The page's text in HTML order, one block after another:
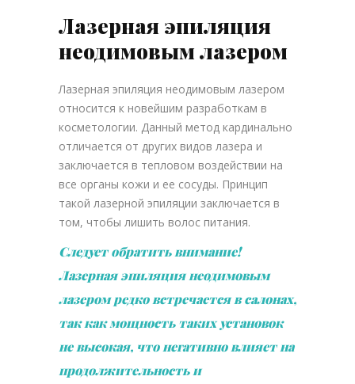
Лазерная эпиляция
неодимовым лазером
Лазерная эпиляция неодимовым лазером
относится к новейшим разработкам в
косметологии. Данный метод кардинально
отличается от других видов лазера и
заключается в тепловом воздействии на
все органы кожи и ее сосуды. Принцип
такой лазерной эпиляции заключается в
том, чтобы лишить волос питания.
Следует обратить внимание!
Лазерная эпиляция неодимовым
лазером редко встречается в салонах,
так как мощность таких установок
не высокая, что негативно влияет на
продолжительность и